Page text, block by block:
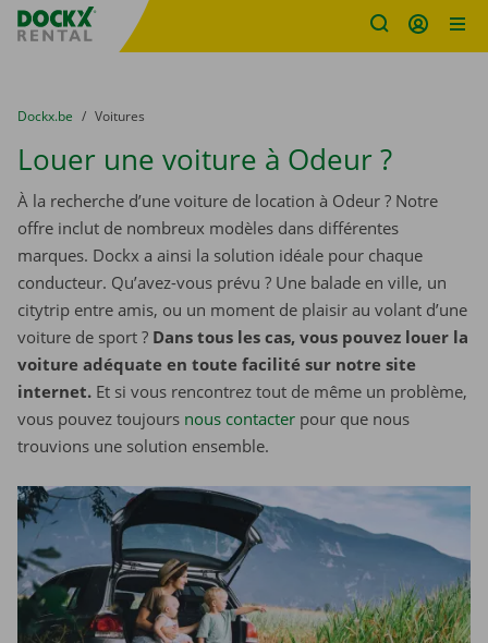
sitename
You are here:
du
Dockx.be to
Voitures
Louer une voiture à Odeur ?
À la recherche d’une voiture de location à Odeur ? Notre
offre inclut de nombreux modèles dans différentes
marques. Dockx a ainsi la solution idéale pour chaque
conducteur. Qu’avez-vous prévu ? Une balade en ville, un
citytrip entre amis, ou un moment de plaisir au volant d’une
voiture de sport ? Dans tous les cas, vous pouvez louer la
voiture adéquate en toute facilité sur notre site
internet. Et si vous rencontrez tout de même un problème,
vous pouvez toujours nous contacter pour que nous
trouvions une solution ensemble.